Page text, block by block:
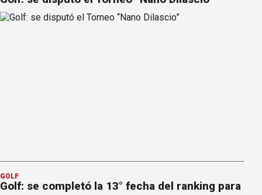
GOLF
Golf: se completó la 13° fecha del ranking para